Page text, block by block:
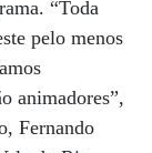
“Toda
pelo menos
animadores”,
Fernando